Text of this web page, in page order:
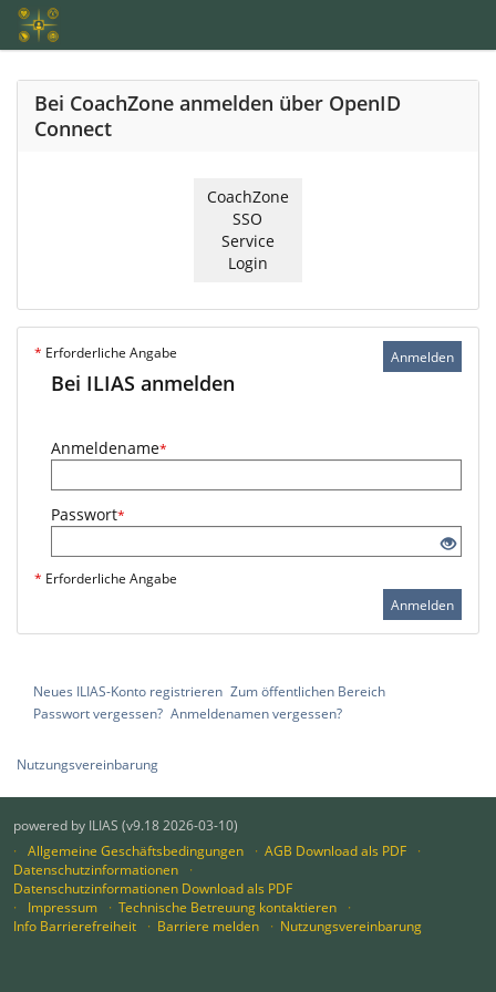
Bei CoachZone anmelden über OpenID
Connect
CoachZone
SSO
Service
Login
Anmelden
* Erforderliche Angabe
Bei ILIAS anmelden
Anmeldename*
Passwort*
* Erforderliche Angabe
Anmelden
Neues ILIAS-Konto registrieren Zum öffentlichen Bereich
Passwort vergessen? Anmeldenamen vergessen?
Nutzungsvereinbarung
powered by ILIAS (v9.18 2026-03-10)
Allgemeine Geschäftsbedingungen
AGB Download als PDF
Datenschutzinformationen
Datenschutzinformationen Download als PDF
Impressum
Technische Betreuung kontaktieren
Info Barrierefreiheit
Barriere melden Nutzungsvereinbarung